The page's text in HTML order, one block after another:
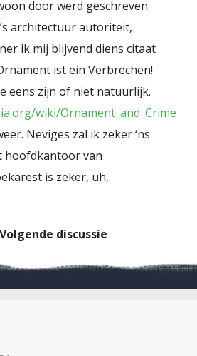
door werd geschreven.
architectuur autoriteit,
ik mij blijvend diens citaat
ist ein Verbrechen!
eens zijn of niet natuurlijk.
wiki/Ornament_and_Crime
Neviges zal ik zeker ‘ns
hoofdkantoor van
is zeker, uh,
Volgende discussie